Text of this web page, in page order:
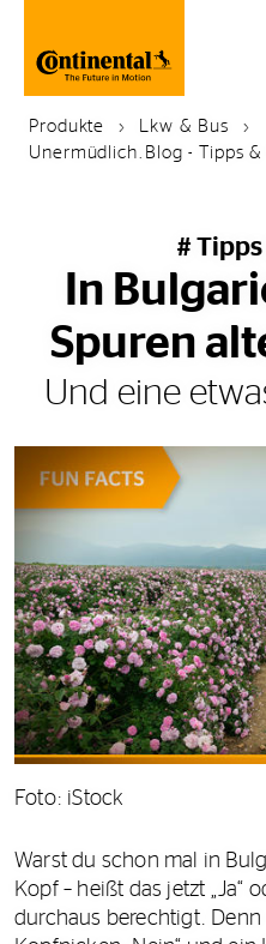
Produkte
Lkw & Bus
Unermüdlich.Blog - Tipps
#
In
Spuren
Und eine
Foto: iStock
Warst du schon mal in
Kopf – heißt das jetzt „Ja“
durchaus berechtigt.